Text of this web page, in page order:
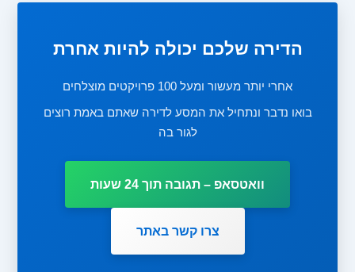
הדירה שלכם יכולה להיות אחרת
אחרי יותר מעשור ומעל 100 פרויקטים מוצלחים
בואו נדבר ונתחיל את המסע לדירה שאתם באמת רוצים
לגור בה
וואטסאפ – תגובה תוך 24 שעות
צרו קשר באתר